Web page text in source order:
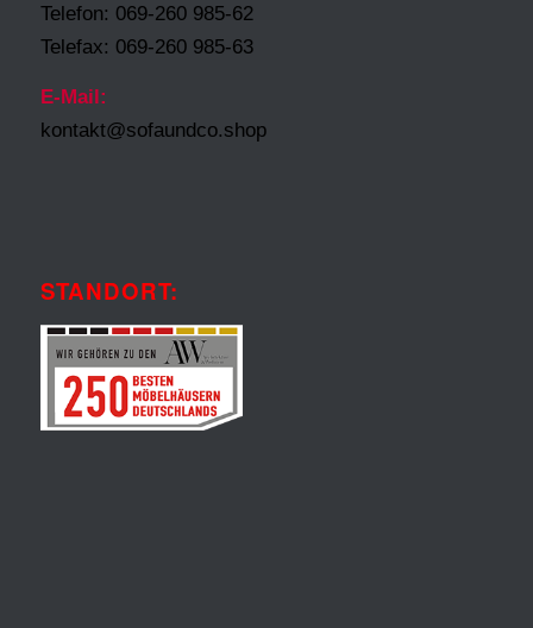
Telefon: 069-260 985-62
Telefax: 069-260 985-63
E-Mail:
kontakt@sofaundco.shop
STANDORT: